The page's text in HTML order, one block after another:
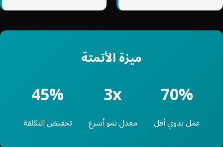
ميزة الأتمتة
70%
عمل يدوي أقل
3x
معدل نمو أسرع
45%
تخفيض التكلفة